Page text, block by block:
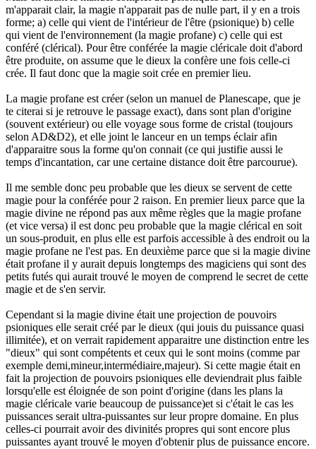
m'apparait clair, la magie n'apparait pas de nulle part, il y en a trois
forme; a) celle qui vient de l'intérieur de l'être (psionique) b) celle
qui vient de l'environnement (la magie profane) c) celle qui est
conféré (clérical). Pour être conférée la magie cléricale doit d'abord
être produite, on assume que le dieux la confère une fois celle-ci
crée. Il faut donc que la magie soit crée en premier lieu.
La magie profane est créer (selon un manuel de Planescape, que je
te citerai si je retrouve le passage exact), dans sont plan d'origine
(souvent extérieur) ou elle voyage sous forme de cristal (toujours
selon AD&D2), et elle joint le lanceur en un temps éclair afin
d'apparaitre sous la forme qu'on connait (ce qui justifie aussi le
temps d'incantation, car une certaine distance doit être parcourue).
Il me semble donc peu probable que les dieux se servent de cette
magie pour la conférée pour 2 raison. En premier lieux parce que la
magie divine ne répond pas aux même règles que la magie profane
(et vice versa) il est donc peu probable que la magie clérical en soit
un sous-produit, en plus elle est parfois accessible à des endroit ou la
magie profane ne l'est pas. En deuxième parce que si la magie divine
était profane il y aurait depuis longtemps des magiciens qui sont des
petits futés qui aurait trouvé le moyen de comprend le secret de cette
magie et de s'en servir.
Cependant si la magie divine était une projection de pouvoirs
psioniques elle serait créé par le dieux (qui jouis du puissance quasi
illimitée), et on verrait rapidement apparaitre une distinction entre les
"dieux" qui sont compétents et ceux qui le sont moins (comme par
exemple demi,mineur,intermédiaire,majeur). Si cette magie était en
fait la projection de pouvoirs psioniques elle deviendrait plus faible
lorsqu'elle est éloignée de son point d'origine (dans les plans la
magie cléricale varie beaucoup de puissance)et si c'était le cas les
puissances serait ultra-puissantes sur leur propre domaine. En plus
celles-ci pourrait avoir des divinités propres qui sont encore plus
puissantes ayant trouvé le moyen d'obtenir plus de puissance encore.